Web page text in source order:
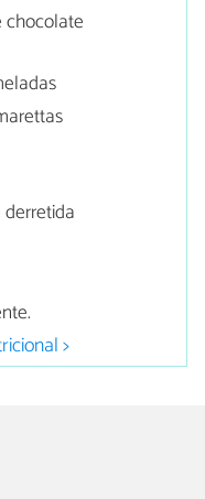
chocolate
>